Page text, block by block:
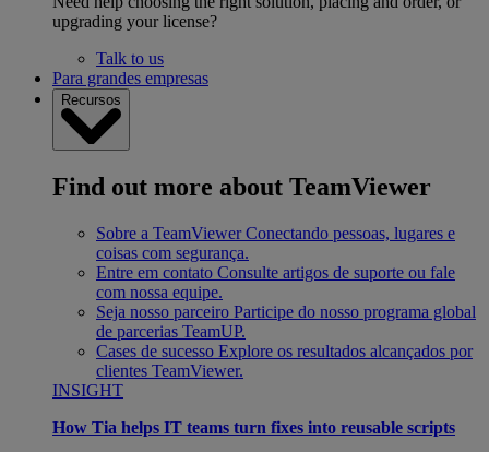
upgrading your license?
Talk to us
Para grandes empresas
Recursos
Find out more about TeamViewer
Sobre a TeamViewer Conectando pessoas, lugares e
coisas com segurança.
Entre em contato Consulte artigos de suporte ou fale
com nossa equipe.
Seja nosso parceiro Participe do nosso programa global
de parcerias TeamUP.
Cases de sucesso Explore os resultados alcançados por
clientes TeamViewer.
INSIGHT
How Tia helps IT teams turn fixes into reusable scripts